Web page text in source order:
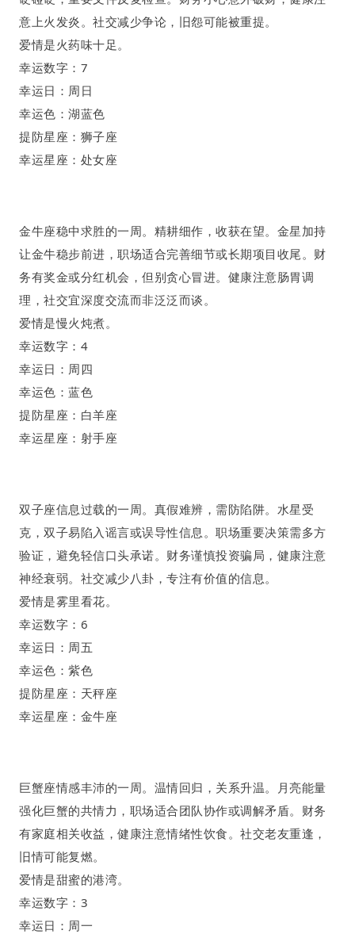
意上火发炎。社交减少争论，旧怨可能被重提。
爱情是火药味十足 。
幸运数字： 7
幸运日：周日
幸运色：湖蓝色
提防星座：狮子座
幸运星座：处女座
金牛座稳中求胜的一周。 精耕细作 ， 收获在望。 金星加持
让金牛稳步前进，职场适合完善细节或长期项目收尾。财
务有奖金或分红机会，但别贪心冒进。健康注意肠胃调
理，社交宜深度交流而非泛泛而谈。
爱情是慢火炖煮。
幸运数字： 4
幸运日：周四
幸运色：蓝色
提防星座：白羊座
幸运星座：射手座
双子座信息过载的一周。 真假难辨 ， 需防陷阱。 水星受
克，双子易陷入谣言或误导性信息。职场重要决策需多方
验证，避免轻信口头承诺。财务谨慎投资骗局，健康注意
神经衰弱。社交减少八卦，专注有价值的信息。
爱情是雾里看花。
幸运数字： 6
幸运日：周五
幸运色：紫色
提防星座：天秤座
幸运星座：金牛座
巨蟹座情感丰沛的一周。 温情回归 ， 关系升温。
月亮能量
强化巨蟹的共情力，职场适合团队协作或调解矛盾。财务
有家庭相关收益，健康注意情绪性饮食。社交老友重逢，
旧情可能复燃。
爱情是甜蜜的港湾。
幸运数字： 3
幸运日：周一